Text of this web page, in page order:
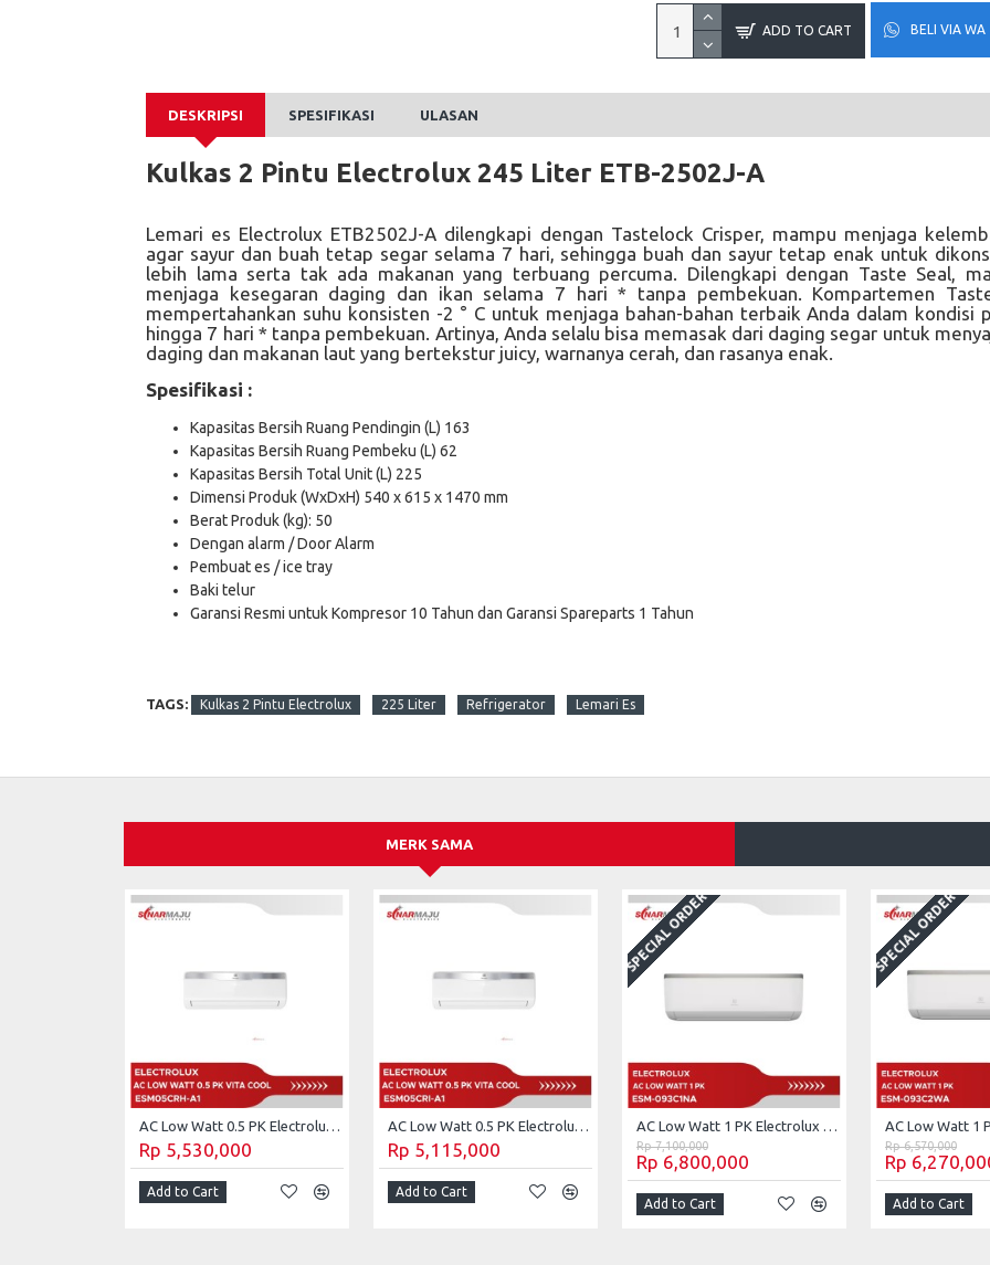
ADD TO CART BELI VIA WA
DESKRIPSI SPESIFIKASI ULASAN
Kulkas 2 Pintu Electrolux 245 Liter ETB-2502J-A
Lemari es Electrolux ETB2502J-A dilengkapi dengan Tastelock Crisper, mampu menjaga
agar sayur dan buah tetap segar selama 7 hari, sehingga buah dan sayur tetap enak untuk
lebih lama serta tak ada makanan yang terbuang percuma. Dilengkapi dengan Taste Seal,
menjaga kesegaran daging dan ikan selama 7 hari * tanpa pembekuan. Kompartemen
mempertahankan suhu konsisten -2 ° C untuk menjaga bahan-bahan terbaik Anda dalam kondisi
hingga 7 hari * tanpa pembekuan. Artinya, Anda selalu bisa memasak dari daging segar untuk
daging dan makanan laut yang bertekstur juicy, warnanya cerah, dan rasanya enak.
Spesifikasi :
Kapasitas Bersih Ruang Pendingin (L) 163
Kapasitas Bersih Ruang Pembeku (L) 62
Kapasitas Bersih Total Unit (L) 225
Dimensi Produk (WxDxH) 540 x 615 x 1470 mm
Berat Produk (kg): 50
Dengan alarm / Door Alarm
Pembuat es / ice tray
Baki telur
Garansi Resmi untuk Kompresor 10 Tahun dan Garansi Spareparts 1 Tahun
TAGS: Kulkas 2 Pintu Electrolux 225 Liter Refrigerator Lemari Es
MERK SAMA
AC Low Watt 0.5 PK Electrolux Vita Cool ESM05CRH-A1 (Unit Only)
Rp 5,530,000
Add to Cart
AC Low Watt 0.5 PK Electrolux Vita Cool ESM05CRI-A1 (Unit Only)
Rp 5,115,000
Add to Cart
SPECIAL ORDER
AC Low Watt 1 PK Electrolux ESM-093C1NA (Unit Only)
Rp 7,100,000
Rp 6,800,000
Add to Cart
SPECIAL ORDER
Rp 6,570,000
Rp
Add to Cart